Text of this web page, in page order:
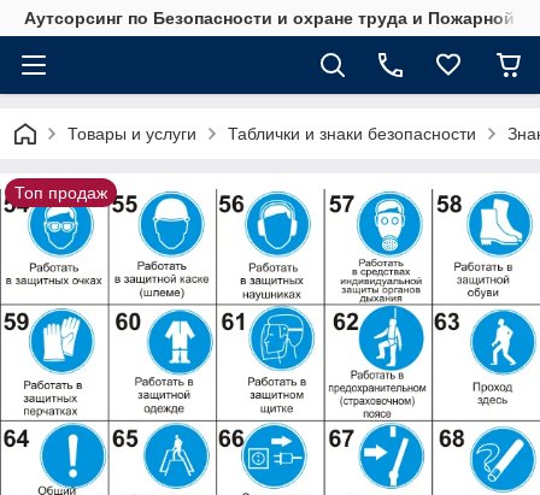
Аутсорсинг по Безопасности и охране труда и Пожарной
Товары и услуги Таблички и знаки безопасности
Топ продаж